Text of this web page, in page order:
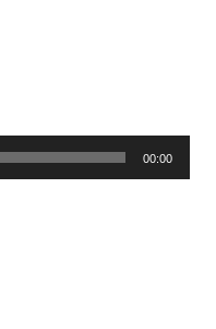
00:00